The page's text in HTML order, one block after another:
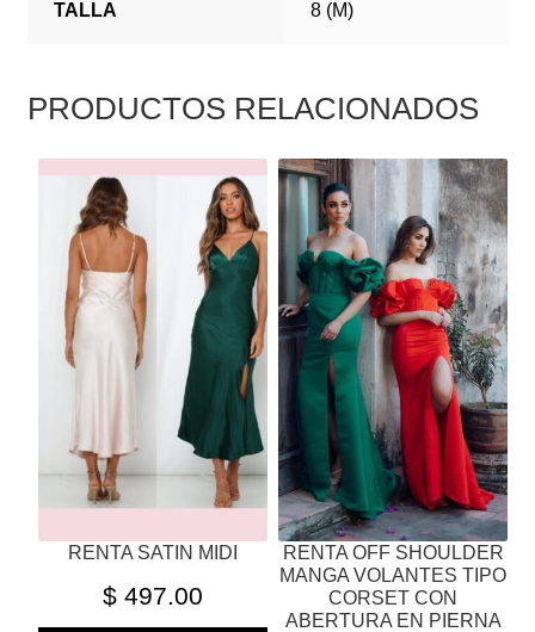
TALLA 8 (M)
PRODUCTOS RELACIONADOS
RENTA SATIN MIDI
$497.00
PRODUCTO
TIENE
MÚLTIPLES
VARIANTES.
LAS
OPCIONES
ELEGIR
EN
PRODUCTO
RENTA OFF SHOULDER
MANGA VOLANTES TIPO
CORSET CON
ABERTURA EN PIERNA
ESTE
PRODUCTO
TIENE
MÚLTIPLES
VARIANTES.
LAS
OPCIONES
PUEDEN
ELEGIR
EN
LA
PÁGINA
DE
PRODUCTO